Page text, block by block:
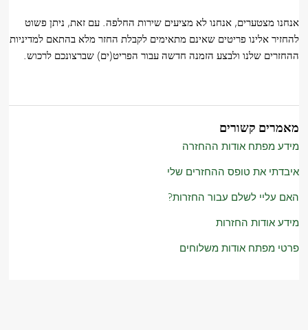
אנחנו מצטערים, אנחנו לא מציעים שירות החלפה. עם זאת, ניתן פשוט
להחזיר אלינו פריטים שאינם מתאימים לקבלת החזר מלא בהתאם למדיניות
ההחזרים שלנו ולבצע הזמנה חדשה עבור הפריט(ים) שברצונכם לרכוש.
מאמרים קשורים
מידע מפתח אודות ההחזרה
איבדתי את טופס ההחזרים שלי
האם עליי לשלם עבור החזרות?
מידע אודות החזרות
פרטי מפתח אודות משלוחים